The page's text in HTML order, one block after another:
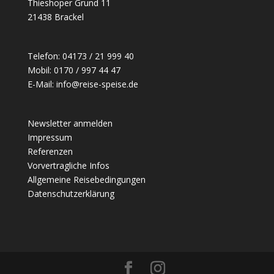
Thieshoper Grund 11
21438 Brackel
Telefon: 04173 / 21 999 40
Mobil: 0170 / 997 44 47
E-Mail: info@reise-speise.de
Newsletter anmelden
Impressum
Referenzen
Vorvertragliche Infos
Allgemeine Reisebedingungen
Datenschutzerklärung